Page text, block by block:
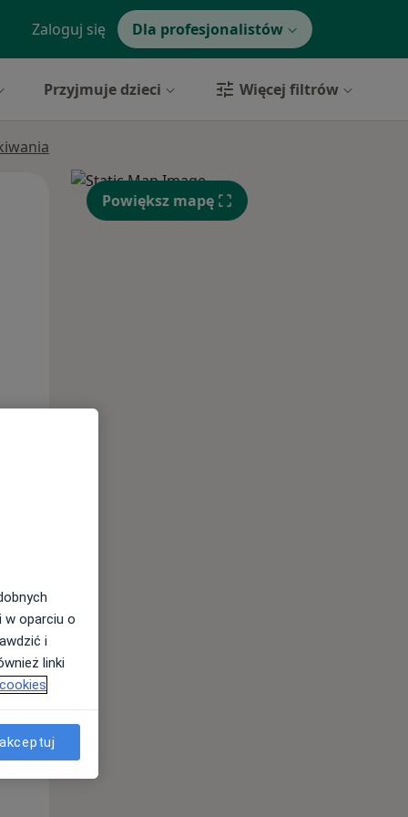
Zaloguj się Dla profesjonalistów
Przyjmuje dzieci Więcej filtrów
Wt, Śr,
Pon,
10 Sie
Powiększ mapę
w oparciu o
i
linki